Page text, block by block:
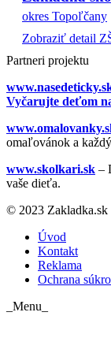
okres Topoľčany
Zobraziť detail
Partneri projektu
Vyčarujte deťom
omaľovánok a
www.skolkari.sk –
vaše dieťa.
© 2023 Zakladka.sk
Úvod
Kontakt
Reklama
Ochrana
_Menu_